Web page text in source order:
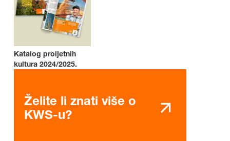
Katalog proljetnih
kultura 2024/2025.
Želite li znati više o
KWS-u?